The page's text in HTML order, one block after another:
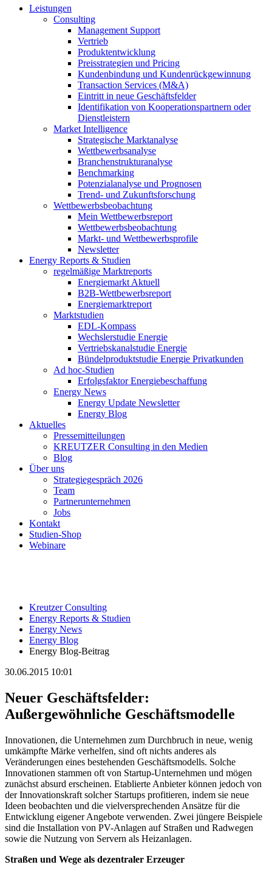
Leistungen
Consulting
Management Support
Vertrieb
Produktentwicklung
Preisstrategien und Pricing
Kundenbindung und Kundenrückgewinnung
Transaction Services (M&A)
Eintritt in neue Geschäftsfelder
Identifikation von Kooperationspartnern oder
Dienstleistern
Market Intelligence
Strategische Marktanalyse
Wettbewerbsanalyse
Branchenstrukturanalyse
Benchmarking
Potenzialanalyse und Prognosen
Trend- und Zukunftsforschung
Wettbewerbs­beobachtung
Mein Wettbewerbsreport
Wettbewerbsbeobachtung
Markt- und Wettbewerbsprofile
Newsletter
Energy Reports & Studien
regelmäßige Marktreports
Energiemarkt Aktuell
B2B-Wettbewerbsreport
Energiemarktreport
Marktstudien
EDL-Kompass
Wechslerstudie Energie
Vertriebskanalstudie Energie
Bündelproduktstudie Energie Privatkunden
Ad hoc-Studien
Erfolgsfaktor Energiebeschaffung
Energy News
Energy Update Newsletter
Energy Blog
Aktuelles
Pressemitteilungen
KREUTZER Consulting in den Medien
Blog
Über uns
Strategiegespräch 2026
Team
Partnerunternehmen
Jobs
Kontakt
Studien-Shop
Webinare
Kreutzer Consulting
Energy Reports & Studien
Energy News
Energy Blog
Energy Blog-Beitrag
30.06.2015 10:01
Neuer Geschäftsfelder:
Außergewöhnliche Geschäftsmodelle
Innovationen, die Unternehmen zum Durchbruch in neue, wenig
umkämpfte Märke verhelfen, sind oft nichts anderes als
Veränderungen eines bestehenden Geschäftsmodells. Solche
Innovationen stammen oft von Startup-Unternehmen und mögen
zunächst absurd erscheinen. Etablierte Anbieter können jedoch von
der Innovationskraft solcher Startups profitieren, indem sie neue
Ideen beobachten und die vielversprechenden Ansätze für die
Entwicklung eigener Angebote verwenden. Zwei jüngere Beispiele
sind die Installation von PV-Anlagen auf Straßen und Radwegen
sowie die Nutzung von Servern als Heizanlagen.
Straßen und Wege als dezentraler Erzeuger